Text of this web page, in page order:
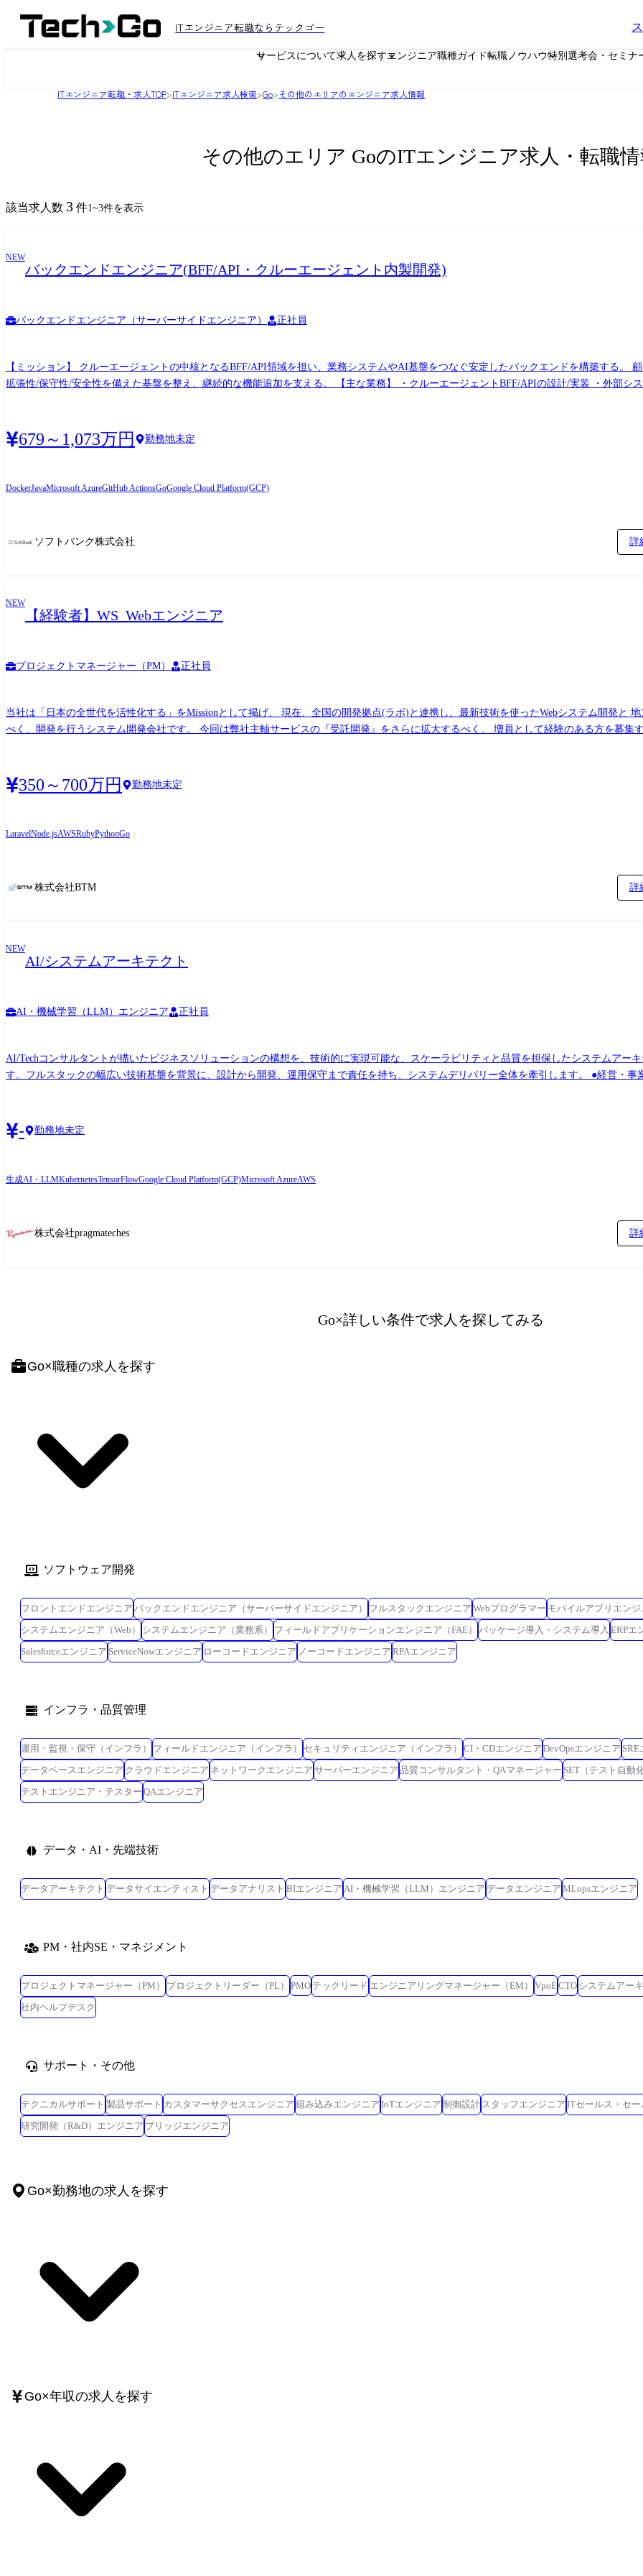
ITエンジニア転職ならテックゴー
サービスについて求人を探すエンジニア職種ガイド転職ノウハウ特別選考会・セミナ
ITエンジニア転職・求人TOP>ITエンジニア求人検索>Go>その他のエリアのエンジニア求人情報
その他のエリア GoのITエンジニア求人・転職情
該当求人数 3 件1~3件を表示
NEW
バックエンドエンジニア(BFF/API・クルーエージェント内製開発)
バックエンドエンジニア（サーバーサイドエンジニア） 正社員
【ミッション】 クルーエージェントの中核となるBFF/API領域を担い、業務システムやAI基盤をつなぐ安定したバックエンドを構築する。
拡張性/保守性/安全性を備えた基盤を整え、継続的な機能追加を支える。 【主な業務】 ・クルーエージェントBFF/APIの設計/実装 ・外部システム/社内データ連携の実装 ・認証、状態管
679～1,073万円 勤務地未定
DockerJavaMicrosoft AzureGitHub ActionsGoGoogle Cloud Platform(GCP)
ソフトバンク株式会社 詳
NEW
【経験者】WS_Webエンジニア
プロジェクトマネージャー（PM） 正社員
当社は「日本の全世代を活性化する」をMissionとして掲げ、 現在、全国の開発拠点(ラボ)と連携し、最新技術を使ったWebシステム開発と
べく、開発を行うシステム開発会社です。 今回は弊社主軸サービスの『受託開発』をさらに拡大するべく、 増員として経験のある方を募集する運びとなりました。 ●弊社の特徴はこちら!!
業種を絞っていないため、 PHP、Java、Ruby、Python、Goなど様々な技術・環境の案件に関われます。 (ゲーム会社、大手EC、メーカー、スタートアップベンチャーなどなど) ≪案件例≫
・ブランド等のリストアプリに伴う開発案件(Go言語) ・CMSを使用したECサイト構築(Java) ・ECサイトのAWS運用、構築(Python、AWS) ・
評価制度)」があるからこそ、 成長しやすい!目標が設定しやすい!市場価値を高めやすい! 8.圧倒的なチーム力! リモートでもコミュニケーションを活発に取り、 部署全体がチームとなって
350～700万円 勤務地未定
LaravelNode.jsAWSRubyPythonGo
株式会社BTM 詳
NEW
AI/システムアーキテクト
AI・機械学習（LLM）エンジニア 正社員
AI/Techコンサルタントが描いたビジネスソリューションの構想を、技術的に実現可能な、スケーラビリティと品質を担保したシステムアー
す。フルスタックの幅広い技術基盤を背景に、設計から開発、運用保守まで責任を持ち、システムデリバリー全体を牽引します。 ●経営・事業を支えるシステムアーキテクチャの方向性検
等 ●AI/ML/RAG: TensorFlow / PyTorch / Hugging Face / LangChain / OpenAI API / Vertex AI / SageMaker / Elasticsearch ●インフラ: AWS / GCP /
Kubernetes / GitHub / CI/CD (GitHub Actions 等) / 生成AIツール (ChatGPT / Copilot / Cursor / Claude 等) / その他データ処理・分析、メッセージ
・石油業界: 保全管理システム開発プロジェクト
- 勤務地未定
生成AI・LLMKubernetesTensorFlowGoogle Cloud Platform(GCP)Microsoft AzureAWS
株式会社pragmateches 詳
Go×詳しい条件で求人を探してみる
Go×職種の求人を探す
ソフトウェア開発
フロントエンドエンジニア バックエンドエンジニア（サーバーサイドエンジニア） フルスタックエンジニア Webプログラマー モバイルアプリエンジ
システムエンジニア（Web）
システムエンジニア（業務系） フィールドアプリケーションエンジニア（FAE） パッケージ導入・システム導入 ERPエ
Salesforceエンジニア ServiceNowエンジニア ローコードエンジニア ノーコードエンジニア RPAエンジニア
インフラ・品質管理
運用・監視・保守（インフラ） フィールドエンジニア（インフラ） セキュリティエンジニア（インフラ） CI・CDエンジニア DevOpsエンジニア SRE
データベースエンジニア クラウドエンジニア ネットワークエンジニア サーバーエンジニア 品質コンサルタント・QAマネージャー SET（テスト自動
テストエンジニア・テスター QAエンジニア
データ・AI・先端技術
データアーキテクト データサイエンティスト データアナリスト BIエンジニア AI・機械学習（LLM）エンジニア データエンジニア MLopsエンジニア
PM・社内SE・マネジメント
プロジェクトマネージャー（PM） プロジェクトリーダー（PL） PMO テックリード エンジニアリングマネージャー（EM） VpoECTO システムアー
社内ヘルプデスク
サポート・その他
テクニカルサポート 製品サポート カスタマーサクセスエンジニア 組み込みエンジニア IoTエンジニア 制御設計 スタッフエンジニア ITセールス・セ
研究開発（R&D）エンジニア ブリッジエンジニア
Go×勤務地の求人を探す
Go×年収の求人を探す